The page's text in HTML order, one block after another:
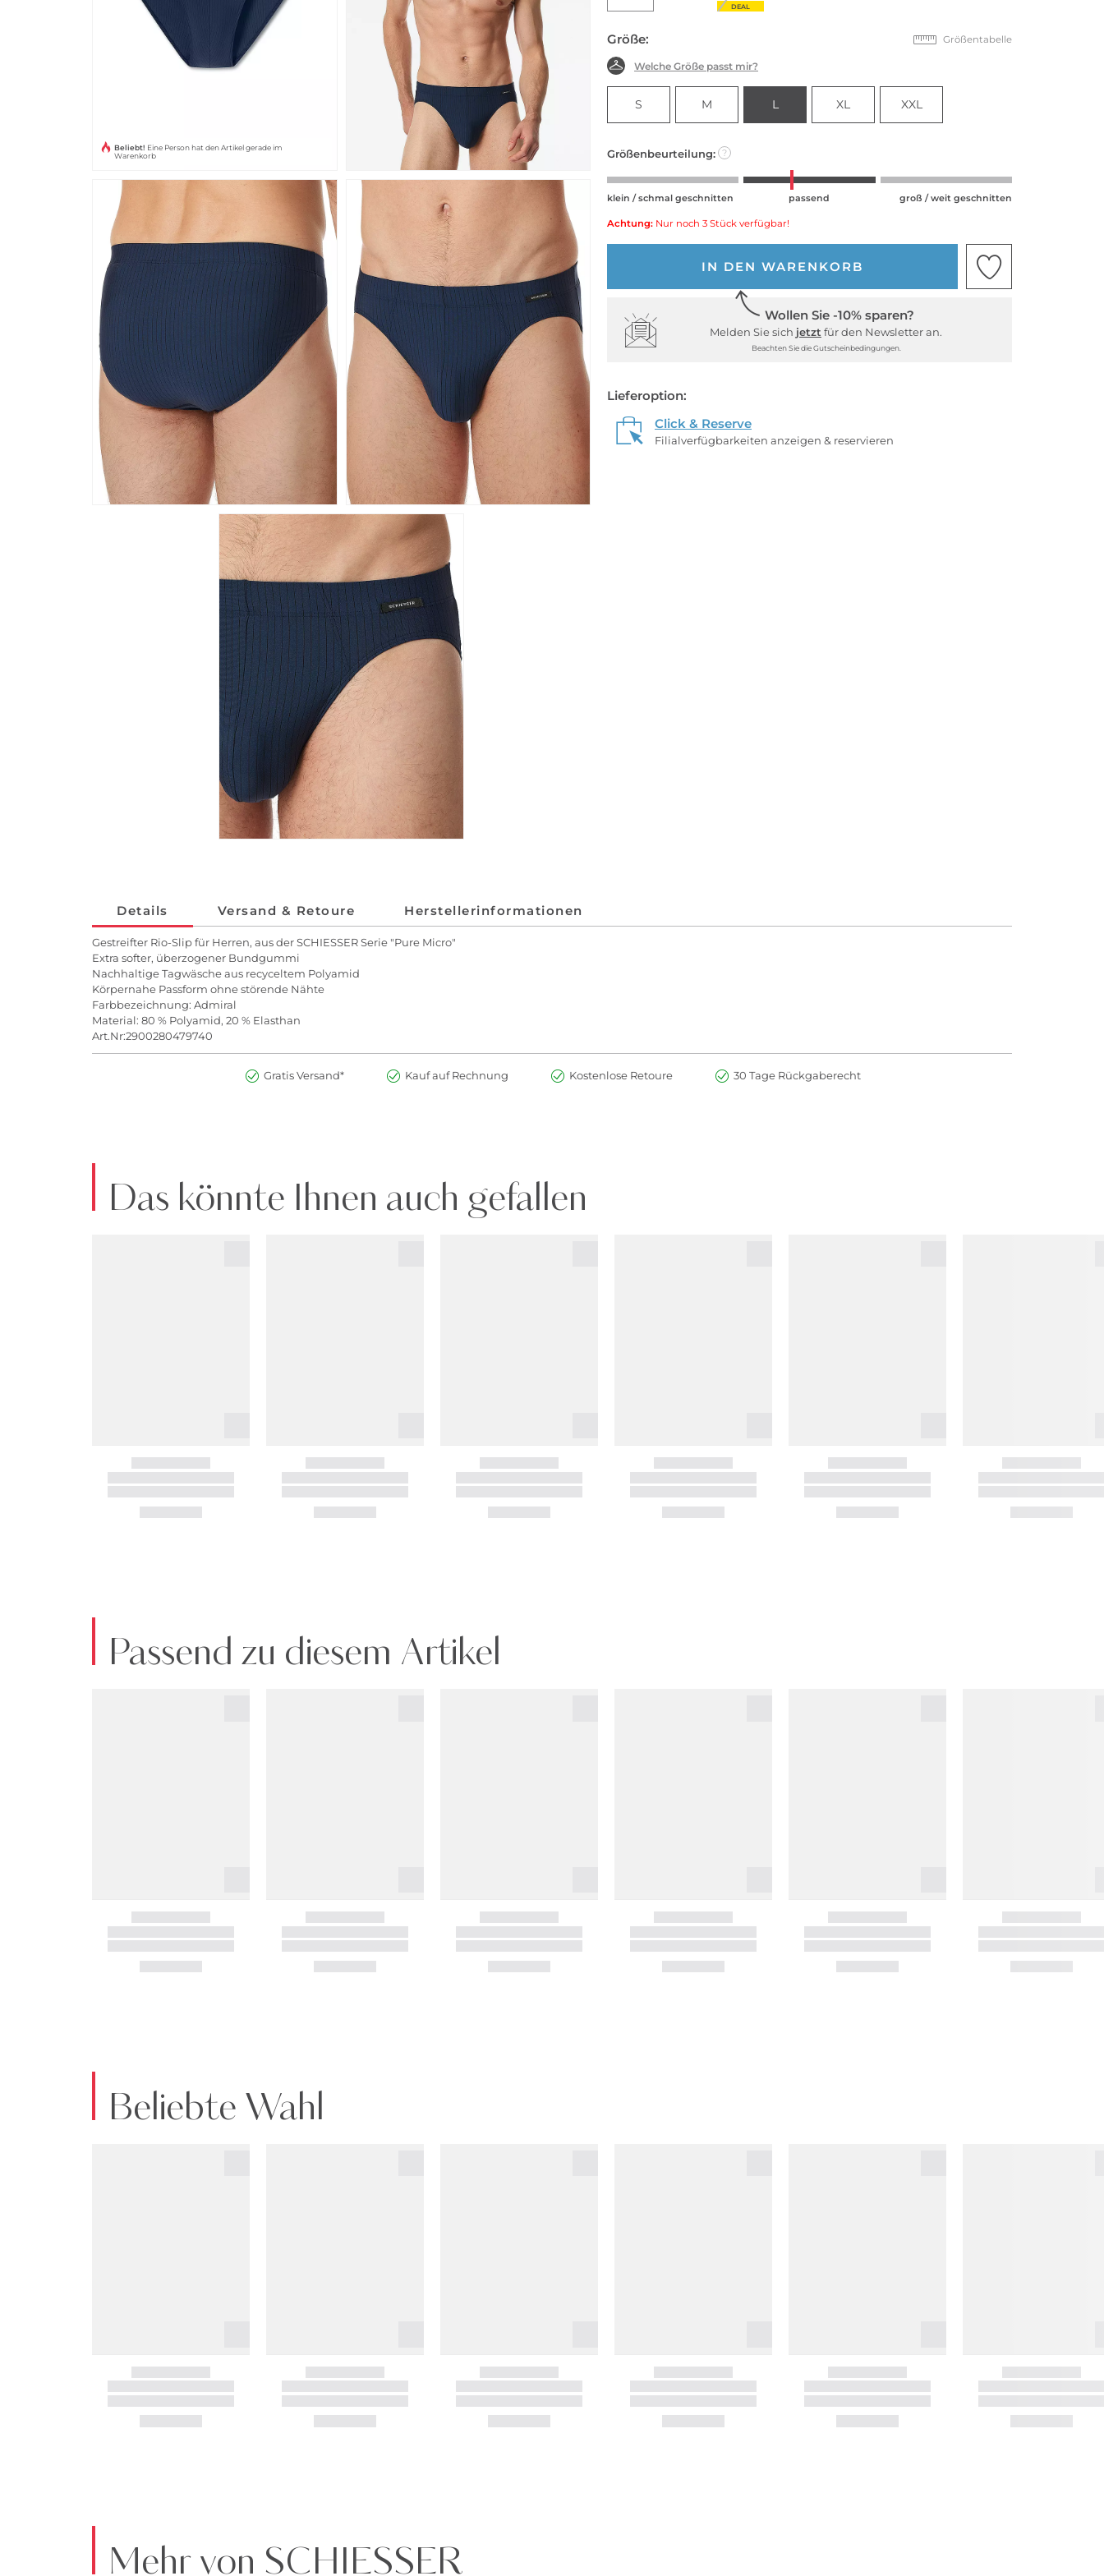
Beliebt! Eine Person hat den Artikel gerade im
Warenkorb
DEAL
Größe: Größentabelle
Welche Größe passt mir?
S M L XL XXL
Größenbeurteilung: ?
klein / schmal geschnitten passend groß / weit geschnitten
Achtung: Nur noch 3 Stück verfügbar!
IN DEN WARENKORB
Wollen Sie -10% sparen?
Melden Sie sich jetzt für den Newsletter an.
Beachten Sie die Gutscheinbedingungen.
Lieferoption:
Click & Reserve
Filialverfügbarkeiten anzeigen & reservieren
Details Versand & Retoure Herstellerinformationen
Gestreifter Rio-Slip für Herren, aus der SCHIESSER Serie "Pure Micro"
Extra softer, überzogener Bundgummi
Nachhaltige Tagwäsche aus recyceltem Polyamid
Körpernahe Passform ohne störende Nähte
Farbbezeichnung: Admiral
Material: 80 % Polyamid, 20 % Elasthan
Art.Nr:2900280479740
Gratis Versand* Kauf auf Rechnung Kostenlose Retoure 30 Tage Rückgaberecht
Das könnte Ihnen auch gefallen
Passend zu diesem Artikel
Beliebte Wahl
Mehr von SCHIESSER